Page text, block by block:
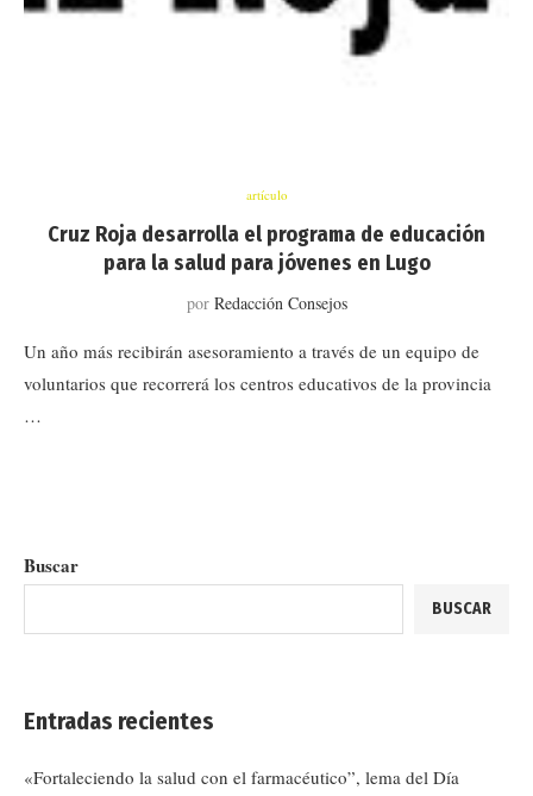
artículo
Cruz Roja desarrolla el programa de educación
para la salud para jóvenes en Lugo
por Redacción Consejos
Un año más recibirán asesoramiento a través de un equipo de
voluntarios que recorrerá los centros educativos de la provincia
…
Buscar
BUSCAR
Entradas recientes
«Fortaleciendo la salud con el farmacéutico”, lema del Día